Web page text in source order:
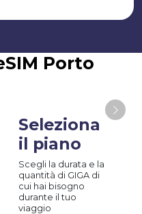
Porto
Seleziona
il piano
Scegli la durata e la
quantità di GIGA di
cui hai bisogno
durante il tuo
viaggio